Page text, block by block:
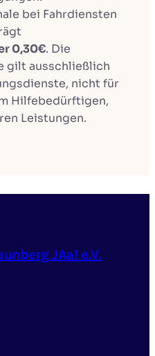
bei Fahrdiensten
0,30€. Die
gilt ausschließlich
nicht für
Hilfebedürftigen,
Leistungen.
JAa! e.V.